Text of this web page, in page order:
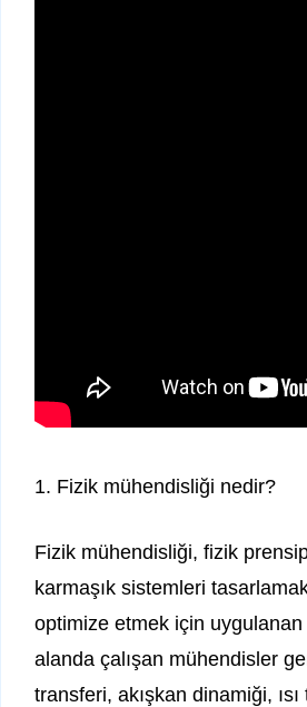
1. Fizik mühendisliği nedir?
Fizik mühendisliği, fizik
karmaşık sistemleri
optimize etmek için
alanda çalışan mühendisler
transferi, akışkan dinamiği,